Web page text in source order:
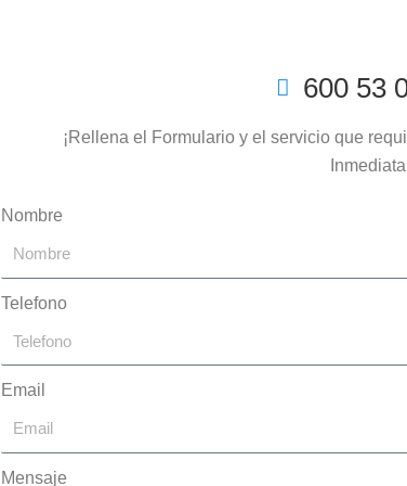
600 53
¡Rellena el Formulario y el servicio que
Nombre
Telefono
Email
Mensaje